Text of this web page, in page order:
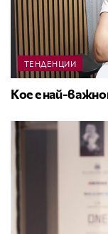
ТЕНДЕНЦИИ
Кое е най-